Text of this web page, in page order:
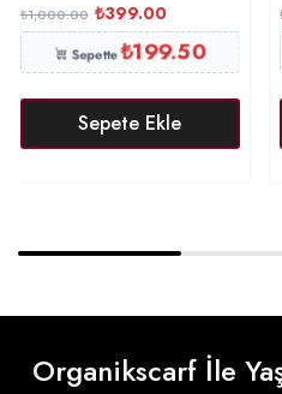
₺1,000.00 ₺399.00
Sepette₺199.50
Sepete Ekle
Organikscarf İle